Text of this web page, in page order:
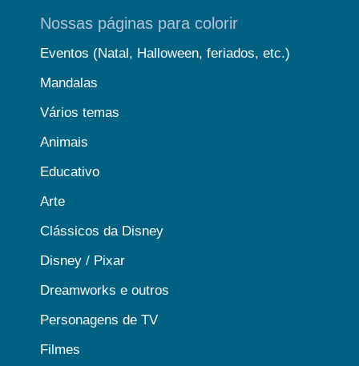
Nossas páginas para colorir
Eventos (Natal, Halloween, feriados, etc.)
Mandalas
Vários temas
Animais
Educativo
Arte
Clássicos da Disney
Disney / Pixar
Dreamworks e outros
Personagens de TV
Filmes